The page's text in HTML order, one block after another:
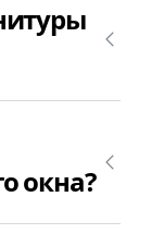
для ремонта
окна?